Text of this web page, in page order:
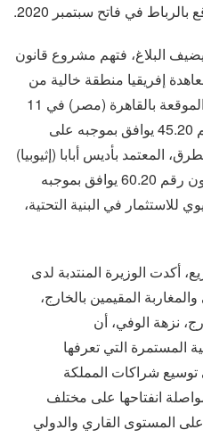
في فاتح سبتمبر 2020.
يضيف البلاغ، فتهم مشروع قانون
معاهدة إفريقيا منطقة خالية من
السلاح النووي (معاهدة بليندابا)، الموقعة بالقاهرة (مصر) في 11
أبريل 1996؛ ومشروع قانون رقم 45.20 يوافق بموجبه على
المعتمد بأديس أبابا (إثيوبيا)
في 31 يناير 2016؛ ومشروع قانون رقم 60.20 يوافق بموجبه
للاستثمار في البنية التحتية،
أكدت الوزيرة المنتدبة لدى
المقيمين بالخارج،
نزهة الوفي، أن
المستمرة التي تعرفها
توسيع شراكات المملكة
انفتاحها على مختلف
المستوى القاري والدولي